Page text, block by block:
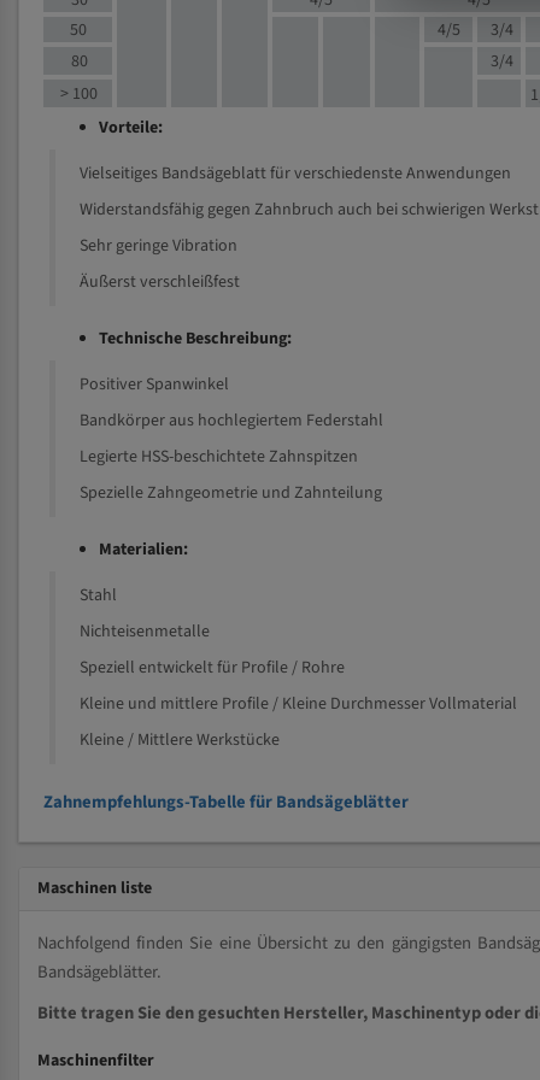
50
4/5
3/4
80
3/4
> 100
Vorteile:
Vielseitiges Bandsägeblatt für verschiedenste Anwendungen
Widerstandsfähig gegen Zahnbruch auch bei schwierigen
Sehr geringe Vibration
Äußerst verschleißfest
Technische Beschreibung:
Positiver Spanwinkel
Bandkörper aus hochlegiertem Federstahl
Legierte HSS-beschichtete Zahnspitzen
Spezielle Zahngeometrie und Zahnteilung
Materialien:
Stahl
Nichteisenmetalle
Speziell entwickelt für Profile / Rohre
Kleine und mittlere Profile / Kleine Durchmesser Vollmaterial
Kleine / Mittlere Werkstücke
Zahnempfehlungs-Tabelle für Bandsägeblätter
Maschinen liste
Nachfolgend finden Sie eine Übersicht zu den gängigsten
Bandsägeblätter.
Bitte tragen Sie den gesuchten Hersteller, Maschinentyp oder
Maschinenfilter